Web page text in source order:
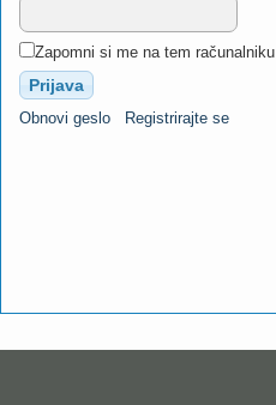
Zapomni si me na tem računalniku
Obnovi geslo Registrirajte se